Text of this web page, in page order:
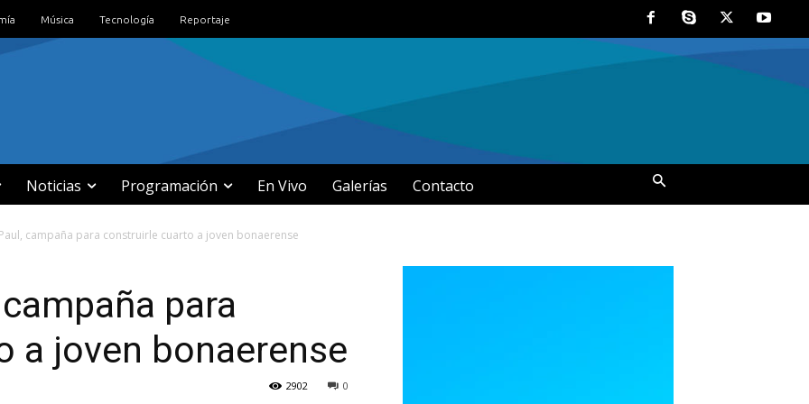
Música Tecnología Reportaje
Noticias Programación En Vivo Galerías Contacto
campaña para construirle cuarto a joven bonaerense
para
a joven bonaerense
0
2902